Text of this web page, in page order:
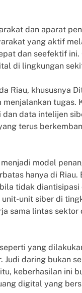
dan aparat
yang aktif
dan seefektif ini.
di lingkungan
Riau, khususnya
tugas.
data intelijen
terus
model
hanya di Riau.
tidak diantisipasi
unit siber di
sama lintas sektor
yang
Judi daring bukan
keberhasilan ini
digital yang